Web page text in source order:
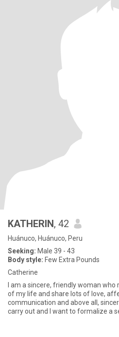
KATHERIN, 42
Huánuco, Huánuco, Peru
Seeking: Male 39 - 43
Body style: Few Extra Pounds
Catherine
I am a sincere, friendly woman
of my life and share lots of love,
communication and above all,
carry out and I want to formalize a